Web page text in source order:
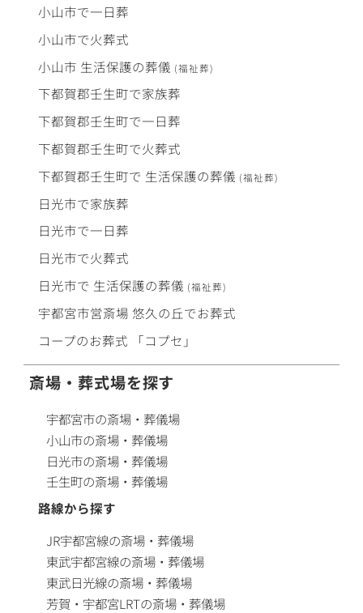
小山市で一日葬
小山市で火葬式
小山市 生活保護の葬儀 (福祉葬)
下都賀郡壬生町で家族葬
下都賀郡壬生町で一日葬
下都賀郡壬生町で火葬式
下都賀郡壬生町で 生活保護の葬儀 (福祉葬)
日光市で家族葬
日光市で一日葬
日光市で火葬式
日光市で 生活保護の葬儀 (福祉葬)
宇都宮市営斎場悠久の丘でお葬式
コープのお葬式 「コプセ」
斎場・葬式場を探す
宇都宮市の斎場・葬儀場
小山市の斎場・葬儀場
日光市の斎場・葬儀場
壬生町の斎場・葬儀場
路線から探す
JR宇都宮線の斎場・葬儀場
東武宇都宮線の斎場・葬儀場
東武日光線の斎場・葬儀場
芳賀・宇都宮LRTの斎場・葬儀場